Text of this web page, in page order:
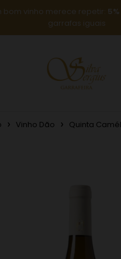
bom vinho merece repetir:
garrafas iguais
Vinho Dão
Quinta